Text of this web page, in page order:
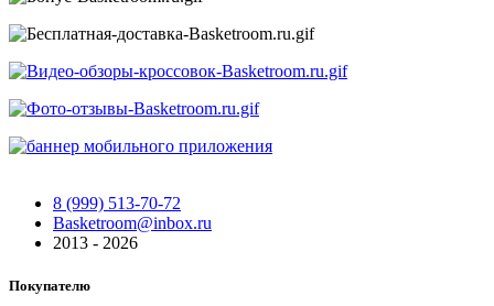
8 (999) 513-70-72
Basketroom@inbox.ru
2013 - 2026
Покупателю